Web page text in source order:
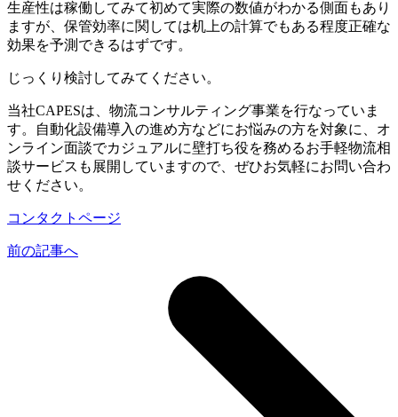
生産性は稼働してみて初めて実際の数値がわかる側面もあり
ますが、保管効率に関しては机上の計算でもある程度正確な
効果を予測できるはずです。
じっくり検討してみてください。
当社CAPESは、物流コンサルティング事業を行なっていま
す。自動化設備導入の進め方などにお悩みの方を対象に、オ
ンライン面談でカジュアルに壁打ち役を務めるお手軽物流相
談サービスも展開していますので、ぜひお気軽にお問い合わ
せください。
コンタクトページ
前の記事へ